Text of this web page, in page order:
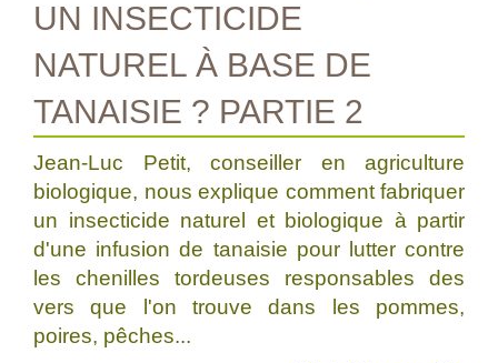
UN INSECTICIDE
NATUREL À BASE DE
TANAISIE ? PARTIE 2
Jean-Luc Petit, conseiller en agriculture
biologique, nous explique comment fabriquer
un insecticide naturel et biologique à partir
d'une infusion de tanaisie pour lutter contre
les chenilles tordeuses responsables des
vers que l'on trouve dans les pommes,
poires, pêches...